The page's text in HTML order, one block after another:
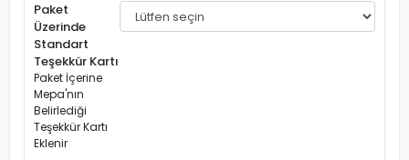
Paket
Üzerinde
Standart
Teşekkür Kartı
Paket İçerine
Mepa'nın
Belirlediği
Teşekkür Kartı
Eklenir